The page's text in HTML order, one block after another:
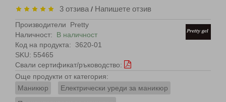
3 отзива / Напишете отзив
Производители
Pretty
Наличност: В наличност
Код на продукта:
3620-01
SKU: 55465
Свали сертификат/ръководство:
Още продукти от категория:
Маникюр
Електрически уреди за маникюр